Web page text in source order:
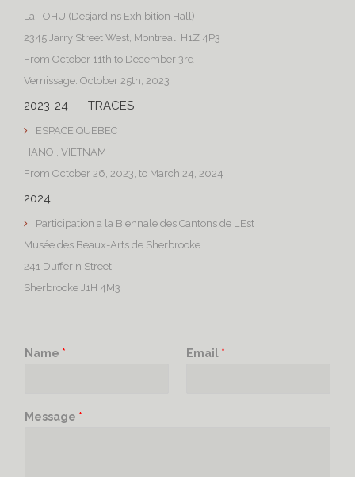
La TOHU (Desjardins Exhibition Hall)
2345 Jarry Street West, Montreal, H1Z 4P3
From October 11th to December 3rd
Vernissage: October 25th, 2023
2023-24 – TRACES
ESPACE QUEBEC
HANOI, VIETNAM
From October 26, 2023, to March 24, 2024
2024
Participation a la Biennale des Cantons de L’Est
Musée des Beaux-Arts de Sherbrooke
241 Dufferin Street
Sherbrooke J1H 4M3
Name * Email *
Message *